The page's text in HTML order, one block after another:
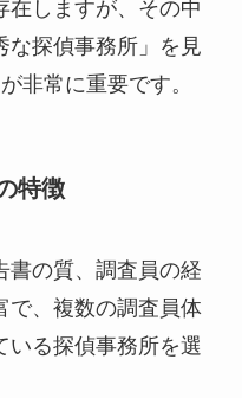
在しますが、その中
な探偵事務所」を見
非常に重要です。
特徴
書の質、調査員の経
で、複数の調査員体
いる探偵事務所を選